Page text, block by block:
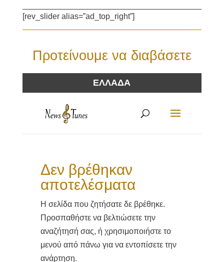
[rev_slider alias=”ad_top_right”]
Προτείνουμε να διαβάσετε
ΕΛΛΑΔΑ